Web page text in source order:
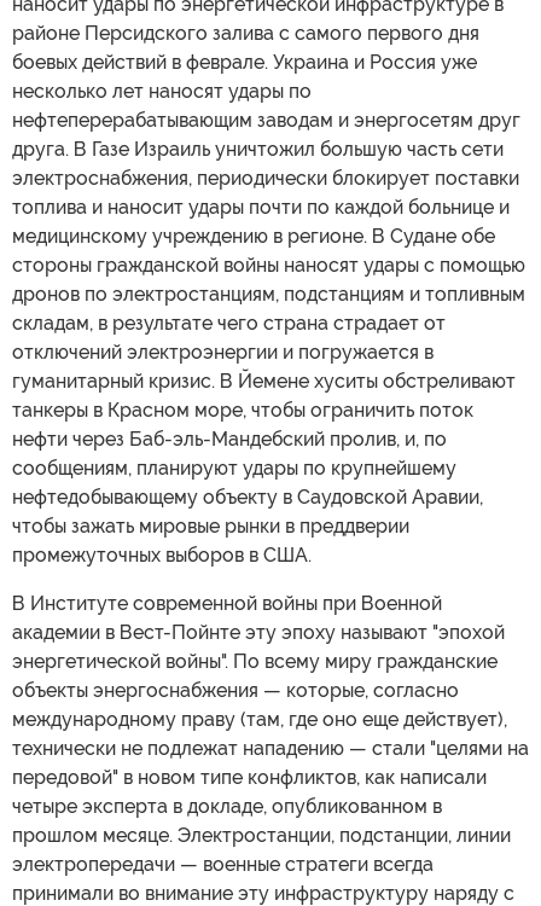
районе Персидского залива с самого первого дня
боевых действий в феврале. Украина и Россия уже
несколько лет наносят удары по
нефтеперерабатывающим заводам и энергосетям друг
друга. В Газе Израиль уничтожил большую часть сети
электроснабжения, периодически блокирует поставки
топлива и наносит удары почти по каждой больнице и
медицинскому учреждению в регионе. В Судане обе
стороны гражданской войны наносят удары с помощью
дронов по электростанциям, подстанциям и топливным
складам, в результате чего страна страдает от
отключений электроэнергии и погружается в
гуманитарный кризис. В Йемене хуситы обстреливают
танкеры в Красном море, чтобы ограничить поток
нефти через Баб-эль-Мандебский пролив, и, по
сообщениям, планируют удары по крупнейшему
нефтедобывающему объекту в Саудовской Аравии,
чтобы зажать мировые рынки в преддверии
промежуточных выборов в США.
В Институте современной войны при Военной
академии в Вест-Пойнте эту эпоху называют "эпохой
энергетической войны". По всему миру гражданские
объекты энергоснабжения — которые, согласно
международному праву (там, где оно еще действует),
технически не подлежат нападению — стали "целями на
передовой" в новом типе конфликтов, как написали
четыре эксперта в докладе, опубликованном в
прошлом месяце. Электростанции, подстанции, линии
электропередачи — военные стратеги всегда
принимали во внимание эту инфраструктуру наряду с